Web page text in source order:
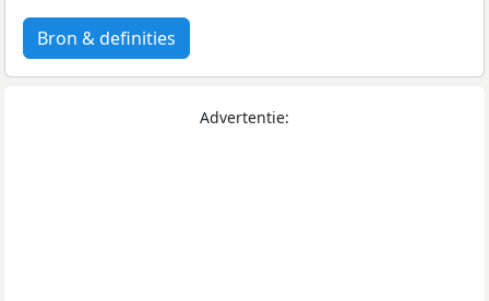
Bron & definities
Advertentie: